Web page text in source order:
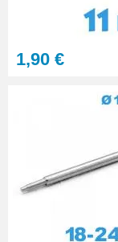
1,90 €